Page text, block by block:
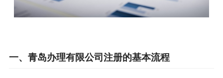
一、青岛办理有限公司注册的基本流程